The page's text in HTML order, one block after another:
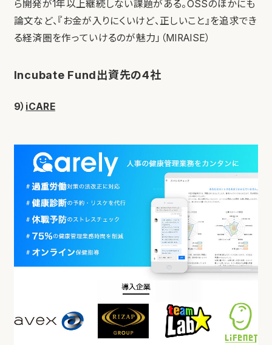
ら開発が1年以上継続しない課題がある。OSSのほかにも
論文など、『お金が入りにくいけど、正しいこと』を追求でき
る経済圏を作っていけるのが魅力」（MIRAISE）
Incubate Fund出資先の4社
9） iCARE